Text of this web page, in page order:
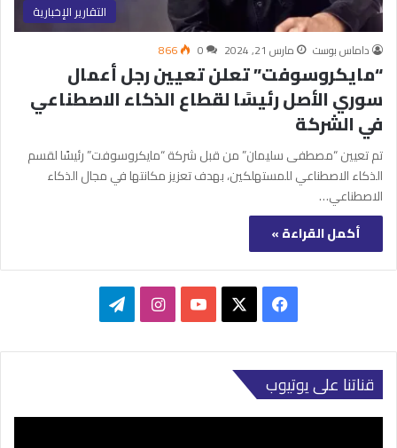
التقارير الإخبارية
داماس بوست مارس 21, 2024 0
866
“مايكروسوفت” تعلن تعيين رجل أعمال
سوري الأصل رئيسًا لقطاع الذكاء الاصطناعي
في الشركة
تم تعيين “مصطفى سليمان” من قبل شركة “مايكروسوفت” رئيسًا لقسم
الذكاء الاصطناعي للمستهلكين، بهدف تعزيز مكانتها في مجال الذكاء
الاصطناعي…
أكمل القراءة »
فيسبوك ‫YouTubeانستقرامتيلقرام
قناتنا على يوتيوب